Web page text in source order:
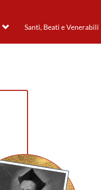
Santi, Beati e Venerabili